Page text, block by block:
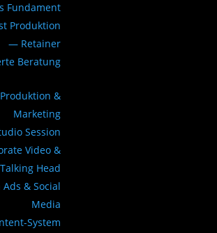
Fundament
Produktion
— Retainer
Beratung
Produktion &
Marketing
Session
Video &
Talking Head
Ads & Social
Media
System